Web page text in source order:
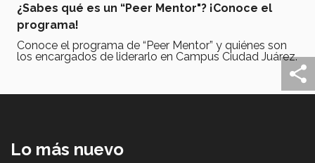
¿Sabes qué es un “Peer Mentor"? ¡Conoce el
programa!
Conoce el programa de “Peer Mentor” y quiénes son
los encargados de liderarlo en Campus Ciudad Juárez.
Lo más nuevo